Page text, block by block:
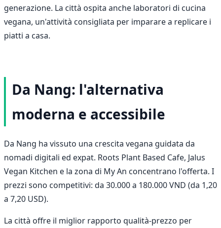
generazione. La città ospita anche laboratori di cucina
vegana, un'attività consigliata per imparare a replicare i
piatti a casa.
Da Nang: l'alternativa
moderna e accessibile
Da Nang ha vissuto una crescita vegana guidata da
nomadi digitali ed expat. Roots Plant Based Cafe, Jalus
Vegan Kitchen e la zona di My An concentrano l'offerta. I
prezzi sono competitivi: da 30.000 a 180.000 VND (da 1,20
a 7,20 USD).
La città offre il miglior rapporto qualità-prezzo per